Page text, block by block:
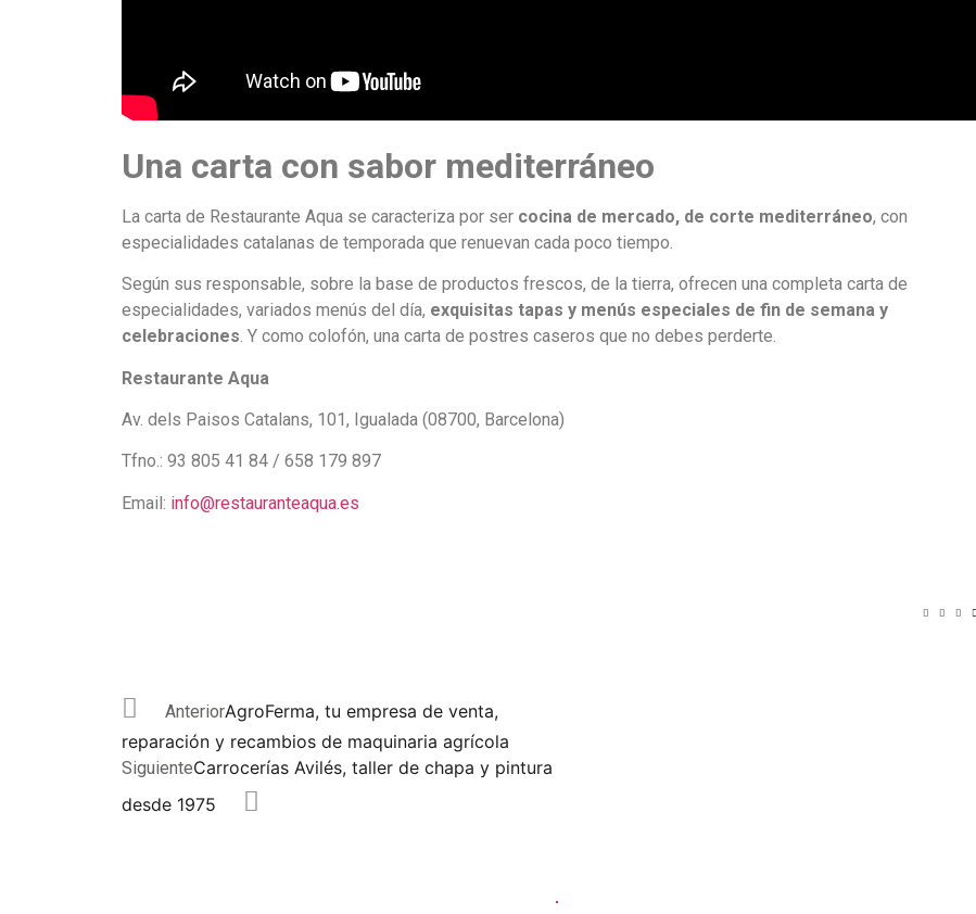
Una carta con sabor mediterráneo
La carta de Restaurante Aqua se caracteriza por ser cocina de mercado, de corte mediterráneo, con
especialidades catalanas de temporada que renuevan cada poco tiempo.
Según sus responsable, sobre la base de productos frescos, de la tierra, ofrecen una completa carta de
especialidades, variados menús del día, exquisitas tapas y menús especiales de fin de semana y
celebraciones. Y como colofón, una carta de postres caseros que no debes perderte.
Restaurante Aqua
Av. dels Paisos Catalans, 101, Igualada (08700, Barcelona)
Tfno.: 93 805 41 84 / 658 179 897
Email: info@restauranteaqua.es
AnteriorAgroFerma, tu empresa de venta,
reparación y recambios de maquinaria agrícola
SiguienteCarrocerías Avilés, taller de chapa y pintura
desde 1975